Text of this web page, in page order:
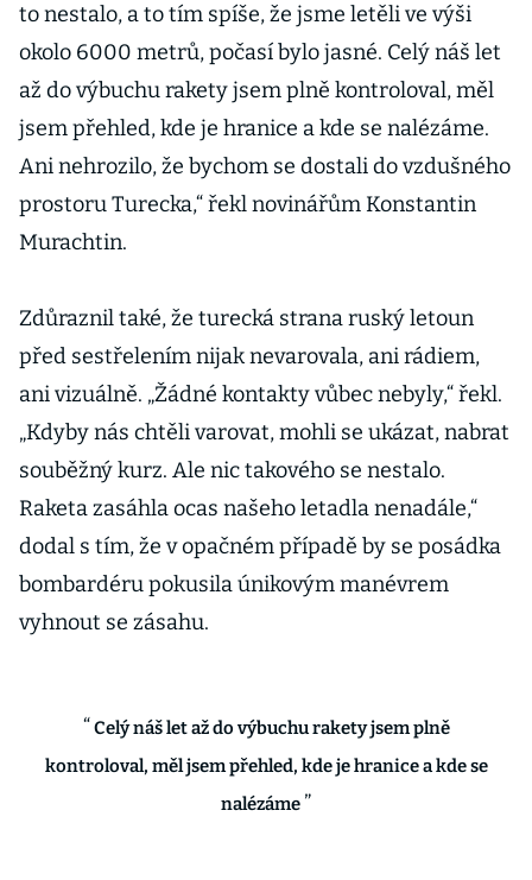
to nestalo, a to tím spíše, že jsme letěli ve výši
okolo 6000 metrů, počasí bylo jasné. Celý náš let
až do výbuchu rakety jsem plně kontroloval, měl
jsem přehled, kde je hranice a kde se nalézáme.
Ani nehrozilo, že bychom se dostali do vzdušného
prostoru Turecka,“ řekl novinářům Konstantin
Murachtin.
Zdůraznil také, že turecká strana ruský letoun
před sestřelením nijak nevarovala, ani rádiem,
ani vizuálně. „Žádné kontakty vůbec nebyly,“ řekl.
„Kdyby nás chtěli varovat, mohli se ukázat, nabrat
souběžný kurz. Ale nic takového se nestalo.
Raketa zasáhla ocas našeho letadla nenadále,“
dodal s tím, že v opačném případě by se posádka
bombardéru pokusila únikovým manévrem
vyhnout se zásahu.
Celý náš let až do výbuchu rakety jsem plně
kontroloval, měl jsem přehled, kde je hranice a kde se
nalézáme